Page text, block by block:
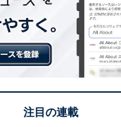
座（射手座）
座（山羊座）
がめ座（水瓶座）
座（魚座）
注目の連載